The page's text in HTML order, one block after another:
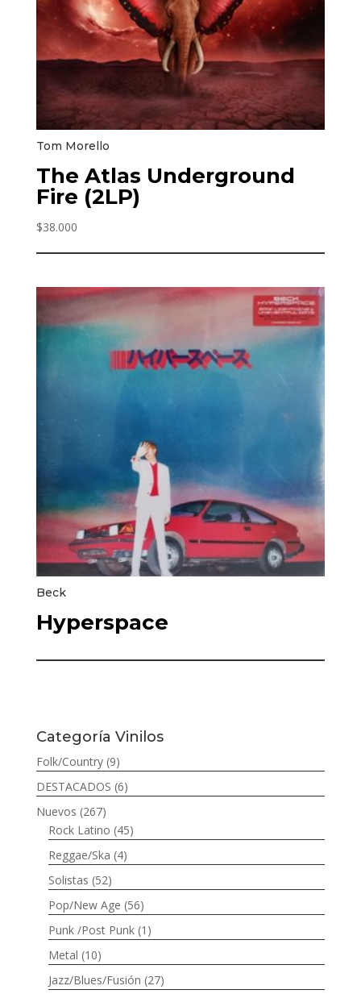
Tom Morello
The Atlas Underground
Fire (2LP)
$38.000
Beck
Hyperspace
Categoría Vinilos
Folk/Country (9)
DESTACADOS (6)
Nuevos (267)
Rock Latino (45)
Reggae/Ska (4)
Solistas (52)
Pop/New Age (56)
Punk /Post Punk (1)
Metal (10)
Jazz/Blues/Fusión (27)